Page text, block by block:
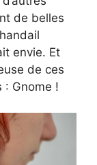
de belles
envie. Et
de ces
: Gnome !